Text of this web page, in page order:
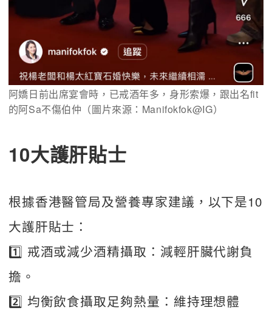
阿嬌日前出席宴會時，已戒酒年多，身形索爆，跟出名fit
的阿Sa不傷伯仲（圖片來源：Manifokfok@IG）
10大護肝貼士
根據香港醫管局及營養專家建議，以下是10
大護肝貼士：
1️⃣ 戒酒或減少酒精攝取：減輕肝臟代謝負
擔。
2️⃣ 均衡飲食攝取足夠熱量：維持理想體